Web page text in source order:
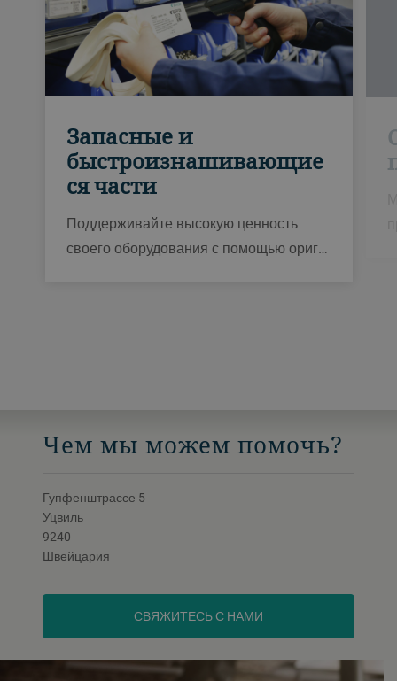
Запасные и
быстроизнашивающие
ся части
Поддерживайте высокую ценность
своего оборудования с помощью ориг…
Чем мы можем помочь?
Гупфенштрассе 5
Уцвиль
9240
Швейцария
СВЯЖИТЕСЬ С НАМИ